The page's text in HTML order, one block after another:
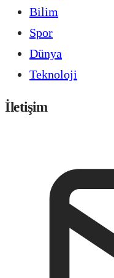
Bilim
Spor
Dünya
Teknoloji
İletişim